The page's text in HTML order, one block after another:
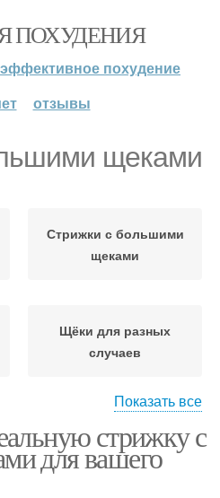
ПОХУДЕНИЯ
эффективное похудение
отзывы
щеками
Стрижки с большими
щеками
Щёки для разных
случаев
Показать все
стрижку с
для вашего